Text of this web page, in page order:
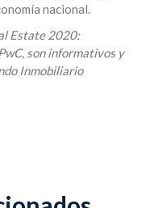
nacional.
Estate 2020:
son informativos y
Inmobiliario